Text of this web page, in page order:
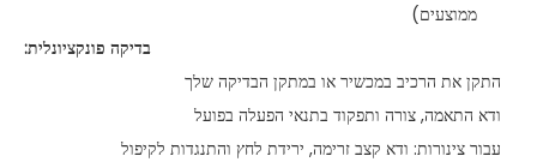
ממוצעים)
בדיקה פונקציונלית:
התקן את הרכיב במכשיר או במתקן הבדיקה שלך
ודא התאמה, צורה ותפקוד בתנאי הפעלה בפועל
עבור צינורות: ודא קצב זרימה, ירידת לחץ והתנגדות לקיפול